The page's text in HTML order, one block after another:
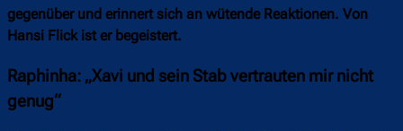
gegenüber und erinnert sich an wütende Reaktionen. Von
Hansi Flick ist er begeistert.
Raphinha: „Xavi und sein Stab vertrauten mir nicht
genug“